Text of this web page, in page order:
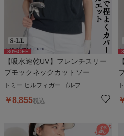
30%OFF
【吸水速乾UV】フレンチスリー
ブモックネックカットソー
トミー ヒルフィガー ゴルフ
￥8,855税込